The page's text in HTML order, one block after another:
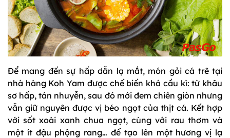
Để mang đến sự hấp dẫn lạ mắt, món gỏi cá trê tại
nhà hàng Koh Yam được chế biến khá cầu kì: từ khâu
sơ hấp, tán nhuyễn, sau đó mới đem chiên giòn nhưng
vẫn giữ nguyên được vị béo ngọt của thịt cá. Kết hợp
với sốt xoài xanh chua ngọt, cùng với rau thơm và
một ít đậu phộng rang… để tạo lên một hương vị lạ